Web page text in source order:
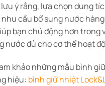
ý rằng, lựa chọn dung
cầu bổ sung nước
bạn chủ động hơn trong
nước đủ cho cơ thể hoạt
khảo những mẫu bình
hiệu: bình giữ nhiệt